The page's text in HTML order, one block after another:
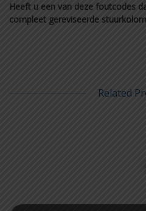
Heeft u een van deze foutcodes
compleet gereviseerde
Related